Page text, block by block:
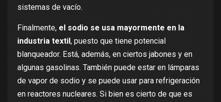
sistemas de vacío.
Finalmente, el sodio se usa mayormente en la
industria textil, puesto que tiene potencial
blanqueador. Está, además, en ciertos jabones y en
algunas gasolinas. También puede estar en lámparas
de vapor de sodio y se puede usar para refrigeración
en reactores nucleares. Si bien es cierto de que es